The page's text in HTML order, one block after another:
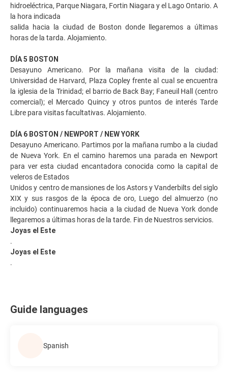
hidroeléctrica, Parque Niagara, Fortin Niagara y el Lago Ontario. A
la hora indicada
salida hacia la ciudad de Boston donde llegaremos a últimas
horas de la tarda. Alojamiento.
DÍA 5 BOSTON
Desayuno Americano. Por la mañana visita de la ciudad:
Universidad de Harvard, Plaza Copley frente al cual se encuentra
la iglesia de la Trinidad; el barrio de Back Bay; Faneuil Hall (centro
comercial); el Mercado Quincy y otros puntos de interés Tarde
Libre para visitas facultativas. Alojamiento.
DÍA 6 BOSTON / NEWPORT / NEW YORK
Desayuno Americano. Partimos por la mañana rumbo a la ciudad
de Nueva York. En el camino haremos una parada en Newport
para ver esta ciudad encantadora conocida como la capital de
veleros de Estados
Unidos y centro de mansiones de los Astors y Vanderbilts del siglo
XIX y sus rasgos de la época de oro, Luego del almuerzo (no
incluido) continuaremos hacia a la ciudad de Nueva York donde
llegaremos a últimas horas de la tarde. Fin de Nuestros servicios.
Joyas el Este
.
Joyas el Este
.
Guide languages
Spanish